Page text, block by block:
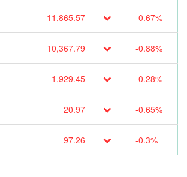
11,865.57 -0.67%
10,367.79 -0.88%
1,929.45 -0.28%
20.97 -0.65%
97.26 -0.3%